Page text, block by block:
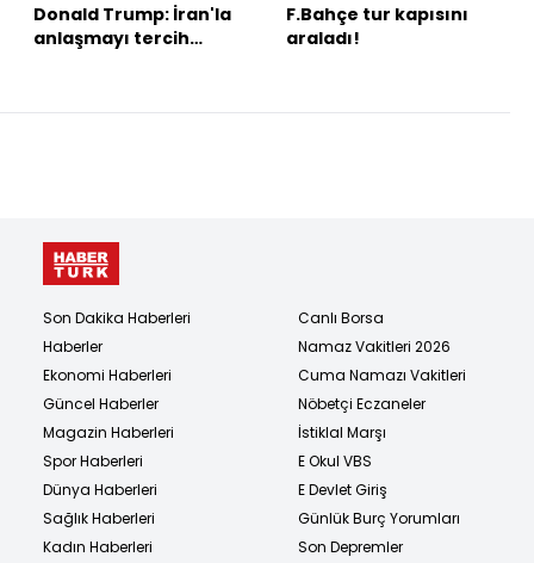
Donald Trump: İran'la
anlaşmayı tercih
F.Bahçe tur kapısını
araladı!
Son Dakika Haberleri
Haberler
Ekonomi Haberleri
Güncel Haberler
Magazin Haberleri
Spor Haberleri
Dünya Haberleri
Sağlık Haberleri
Kadın Haberleri
Canlı Borsa
Namaz Vakitleri 2026
Cuma Namazı Vakitleri
Nöbetçi Eczaneler
İstiklal Marşı
E Okul VBS
E Devlet Giriş
Günlük Burç Yorumları
Son Depremler